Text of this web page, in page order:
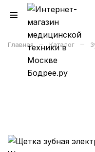
Главная – Каталог –